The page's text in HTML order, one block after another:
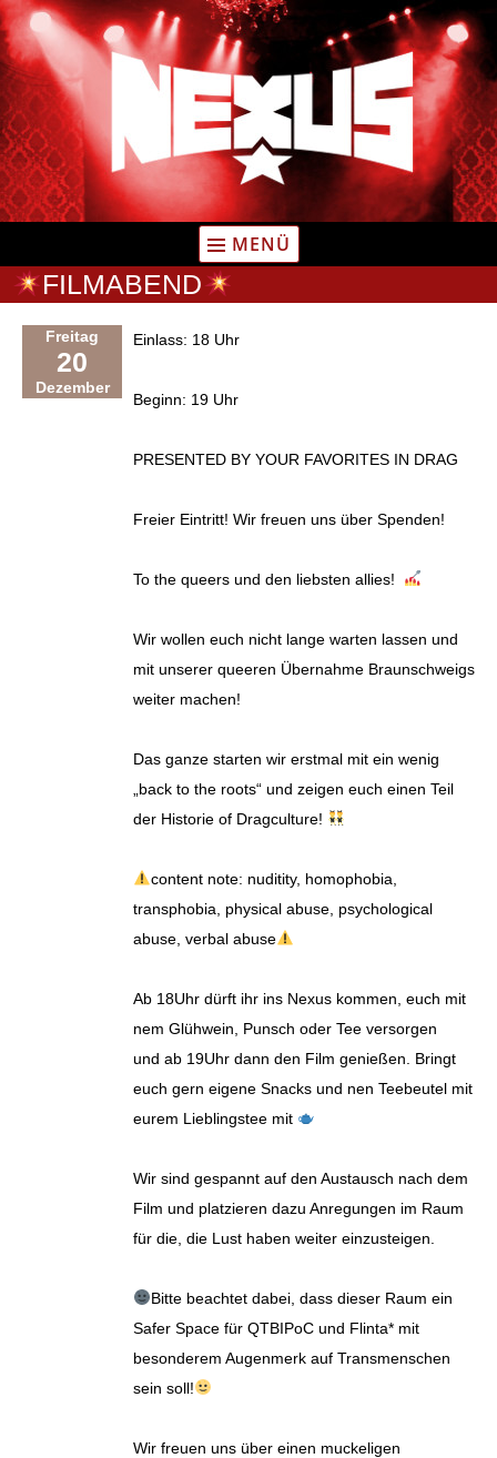
Zum
Inhalt
springen
MENÜ
FILMABEND
Freitag
20
Dezember
Einlass: 18 Uhr
Beginn: 19 Uhr
PRESENTED BY YOUR FAVORITES IN DRAG
Freier Eintritt! Wir freuen uns über Spenden!
To the queers und den liebsten allies!
Wir wollen euch nicht lange warten lassen und
mit unserer queeren Übernahme Braunschweigs
weiter machen!
Das ganze starten wir erstmal mit ein wenig
„back to the roots“ und zeigen euch einen Teil
der Historie of Dragculture!
content note: nuditity, homophobia,
transphobia, physical abuse, psychological
abuse, verbal abuse
Ab 18Uhr dürft ihr ins Nexus kommen, euch mit
nem Glühwein, Punsch oder Tee versorgen
und ab 19Uhr dann den Film genießen. Bringt
euch gern eigene Snacks und nen Teebeutel mit
eurem Lieblingstee mit
Wir sind gespannt auf den Austausch nach dem
Film und platzieren dazu Anregungen im Raum
für die, die Lust haben weiter einzusteigen.
Bitte beachtet dabei, dass dieser Raum ein
Safer Space für QTBIPoC und Flinta* mit
besonderem Augenmerk auf Transmenschen
sein soll!
Wir freuen uns über einen muckeligen